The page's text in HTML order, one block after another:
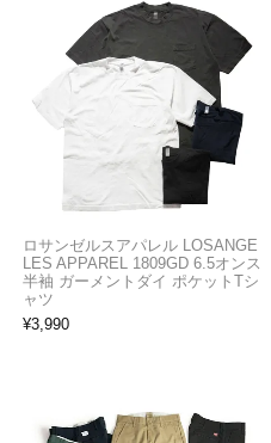
ロサンゼルスアパレル LOSANGE
LES APPAREL 1809GD 6.5オンス
半袖 ガーメントダイ ポケットTシ
ャツ
¥3,990